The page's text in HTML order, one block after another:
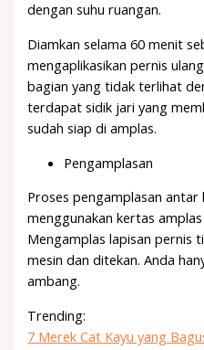
dengan suhu ruangan.
Diamkan selama 60 menit
mengaplikasikan pernis
bagian yang tidak terlihat
terdapat sidik jari yang
sudah siap di amplas.
Pengamplasan
Proses pengamplasan antar
menggunakan kertas
Mengamplas lapisan pernis
mesin dan ditekan. Anda
ambang.
Trending:
7 Merek Cat Kayu yang